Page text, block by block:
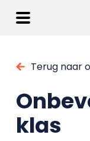
Terug naar
klas